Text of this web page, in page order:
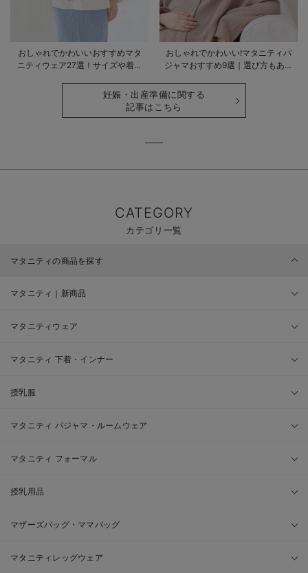
おしゃれでかわいいおすすめマタ
ニティウェア27選！サイズや着る
おしゃれでかわいい!マタニティパ
ジャマおすすめ9選｜選び方もあわ
妊娠・出産準備に関する
記事はこちら
CATEGORY
カテゴリ一覧
マタニティの商品を探す
マタニティ｜新商品
マタニティウェア
マタニティ 下着・インナー
授乳服
マタニティ パジャマ・ルームウェア
マタニティ フォーマル
授乳用品
マザーズバッグ・ママバッグ
マタニティレッグウェア